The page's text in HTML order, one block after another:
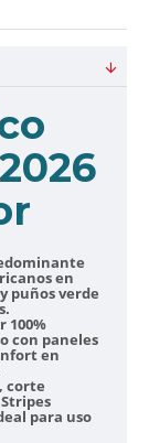
2026
en
puños verde
100%
con paneles
en
corte
para uso